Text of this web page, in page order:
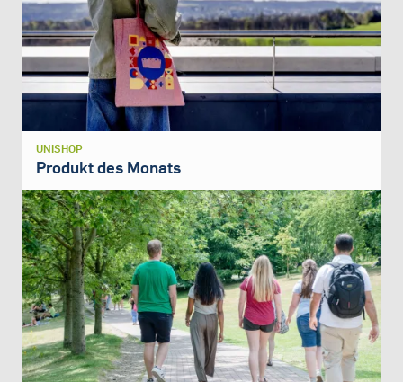
UNISHOP
Produkt des Monats